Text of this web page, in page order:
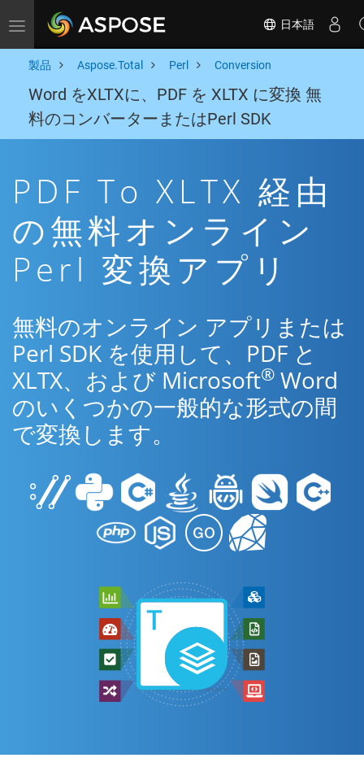
Toggle navigation 日本語
製品 Aspose.Total Perl Conversion
Word をXLTXに、PDF を XLTX に変換 無
料のコンバーターまたはPerl SDK
PDF To XLTX 経由
の無料オンライン
Perl 変換アプリ
無料のオンライン アプリまたは
Perl SDK を使用して、PDF と
XLTX、および Microsoft® Word
のいくつかの一般的な形式の間
で変換します。